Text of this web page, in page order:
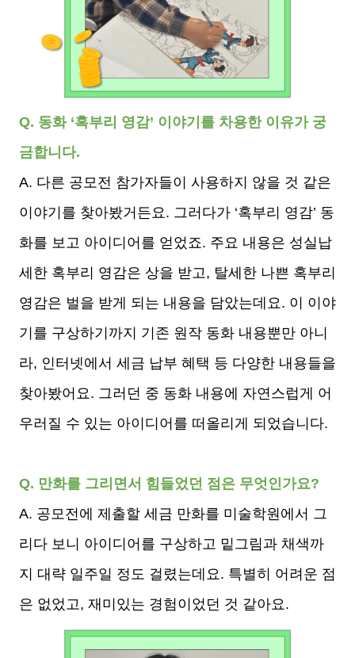
Q. 동화 ‘혹부리 영감’ 이야기를 차용한 이유가 궁
금합니다.
A. 다른 공모전 참가자들이 사용하지 않을 것 같은
이야기를 찾아봤거든요. 그러다가 ‘혹부리 영감’ 동
화를 보고 아이디어를 얻었죠. 주요 내용은 성실납
세한 혹부리 영감은 상을 받고, 탈세한 나쁜 혹부리
영감은 벌을 받게 되는 내용을 담았는데요. 이 이야
기를 구상하기까지 기존 원작 동화 내용뿐만 아니
라, 인터넷에서 세금 납부 혜택 등 다양한 내용들을
찾아봤어요. 그러던 중 동화 내용에 자연스럽게 어
우러질 수 있는 아이디어를 떠올리게 되었습니다.
Q. 만화를 그리면서 힘들었던 점은 무엇인가요?
A. 공모전에 제출할 세금 만화를 미술학원에서 그
리다 보니 아이디어를 구상하고 밑그림과 채색까
지 대략 일주일 정도 걸렸는데요. 특별히 어려운 점
은 없었고, 재미있는 경험이었던 것 같아요.